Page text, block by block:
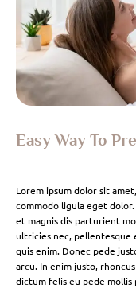
Easy Way To
Lorem ipsum dolor sit
commodo ligula eget dolor.
et magnis dis parturient
ultricies nec, pellentesque
quis enim. Donec pede
arcu. In enim justo,
dictum felis eu pede